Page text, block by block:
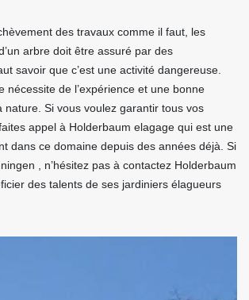
des travaux comme il faut, les
arbre doit être assuré par des
savoir que c’est une activité dangereuse.
nécessite de l’expérience et une bonne
nature. Si vous voulez garantir tous vos
appel à Holderbaum elagage qui est une
dans ce domaine depuis des années déjà. Si
, n’hésitez pas à contactez Holderbaum
des talents de ses jardiniers élagueurs